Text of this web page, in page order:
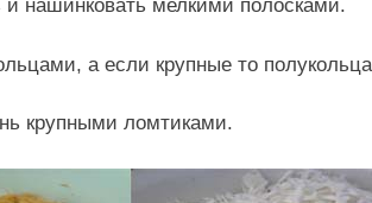
нашинковать мелкими полосками.
а если крупные то
крупными ломтиками.